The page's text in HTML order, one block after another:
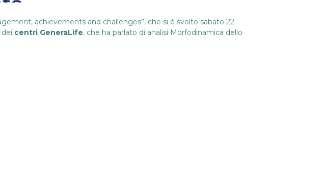
achievements and challenges”, che si è svolto sabato 22
centri GeneraLife, che ha parlato di analisi Morfodinamica dello